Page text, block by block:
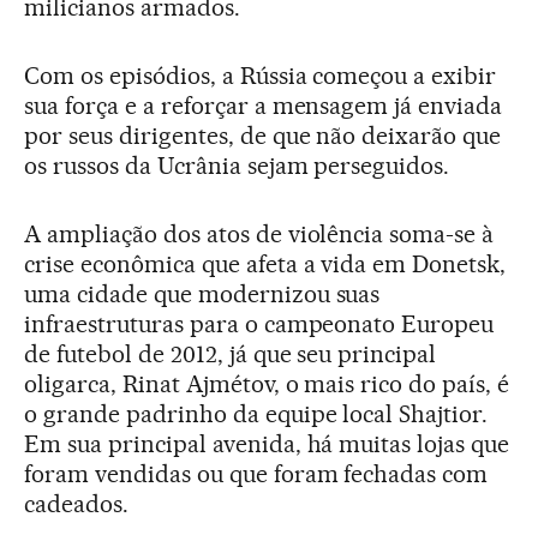
milicianos armados.
Com os episódios, a Rússia começou a exibir
sua força e a reforçar a mensagem já enviada
por seus dirigentes, de que não deixarão que
os russos da Ucrânia sejam perseguidos.
A ampliação dos atos de violência soma-se à
crise econômica que afeta a vida em Donetsk,
uma cidade que modernizou suas
infraestruturas para o campeonato Europeu
de futebol de 2012, já que seu principal
oligarca, Rinat Ajmétov, o mais rico do país, é
o grande padrinho da equipe local Shajtior.
Em sua principal avenida, há muitas lojas que
foram vendidas ou que foram fechadas com
cadeados.